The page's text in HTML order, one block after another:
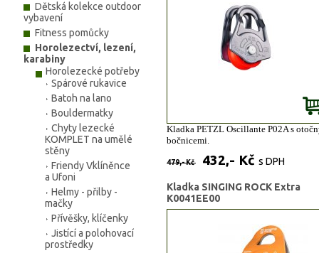
Dětská kolekce outdoor
vybavení
Fitness pomůcky
Horolezectví, lezení,
karabiny
Horolezecké potřeby
Spárové rukavice
Batoh na lano
Bouldermatky
Chyty lezecké
KOMPLET na umělé
stěny
Friendy Vklíněnce
a Ufoni
Helmy - přilby -
mačky
Přívěšky, klíčenky
Jistící a polohovací
prostředky
Kladka PETZL Oscillante P02A s
bočnicemi.
479,- Kč 432,- Kč s DPH
Kladka SINGING ROCK Extra
K0041EE00